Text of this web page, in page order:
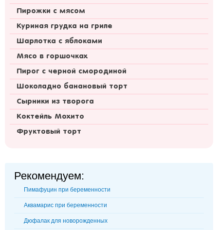
Пирожки с мясом
Куриная грудка на гриле
Шарлотка с яблоками
Мясо в горшочках
Пирог с черной смородиной
Шоколадно банановый торт
Сырники из творога
Коктейль Мохито
Фруктовый торт
Рекомендуем:
Пимафуцин при беременности
Аквамарис при беременности
Дюфалак для новорожденных